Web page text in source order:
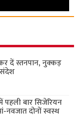
दें स्तनपान, नुक्कड़
बार सिजेरियन
नवजात दोनों स्वस्थ